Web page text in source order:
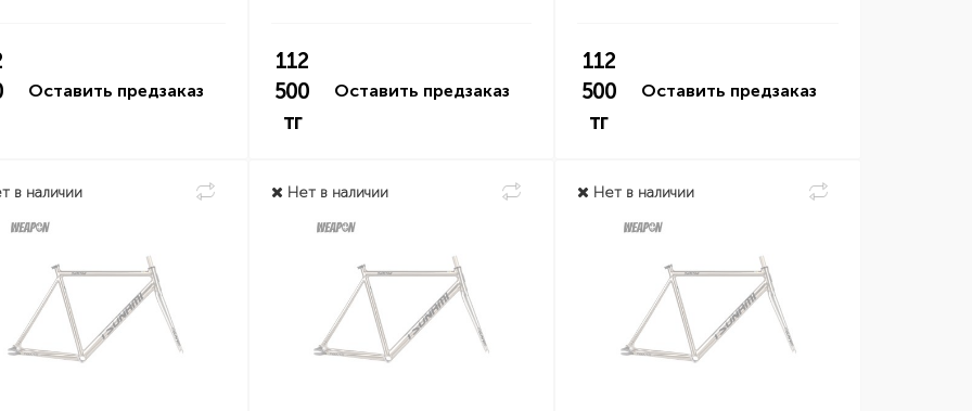
Оставить предзаказ
112
500
тг
Оставить предзаказ
112
500
тг
Оставить предзаказ
в наличии Нет в наличии Нет в наличии